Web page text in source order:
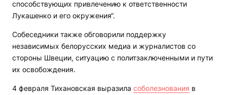
способствующих привлечению к ответственности
Лукашенко и его окружения“.
Собеседники также обговорили поддержку
независимых белорусских медиа и журналистов со
стороны Швеции, ситуацию с политзаключенными и пути
их освобождения.
4 февраля Тихановская выразила соболезнования в